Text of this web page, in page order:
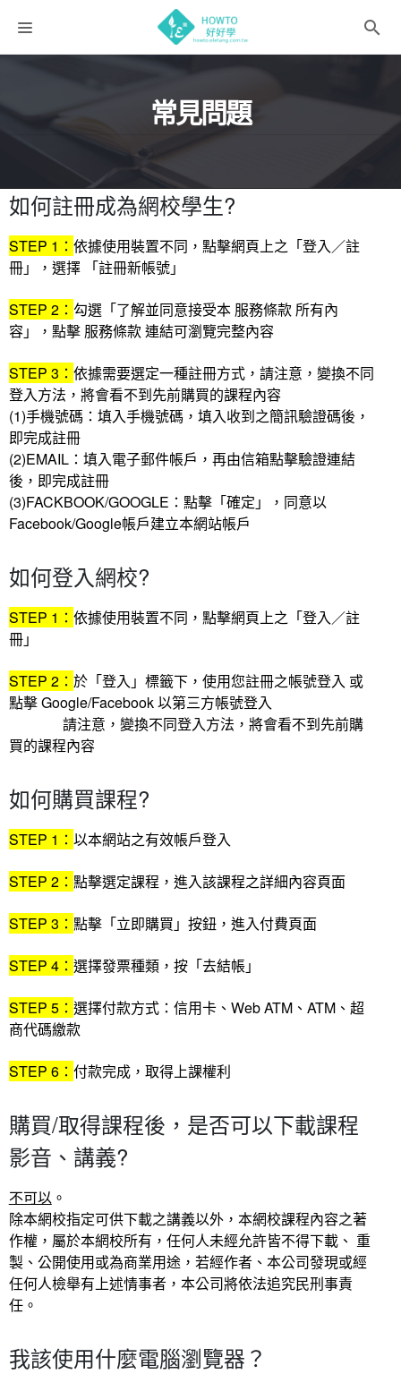
課程分類
師資團隊
聯絡我們
語系選擇
折扣碼
常見問題
如何註冊成為網校學生?
STEP 1： 依據使用裝置不同，點擊網頁上之「登入／註
冊」，選擇 「註冊新帳號」
STEP 2： 勾選「了解並同意接受本 服務條款 所有內
容」，點擊 服務條款 連結可瀏覽完整內容
STEP 3： 依據需要選定一種註冊方式，請注意，變換不同
登入方法，將會看不到先前購買的課程內容
(1)手機號碼：填入手機號碼，填入收到之簡訊驗證碼後，
即完成註冊
(2)EMAIL：填入電子郵件帳戶，再由信箱點擊驗證連結
後，即完成註冊
(3)FACKBOOK/GOOGLE：點擊「確定」，同意以
Facebook/Google帳戶建立本網站帳戶
如何登入網校?
STEP 1： 依據使用裝置不同，點擊網頁上之「登入／註
冊」
STEP 2： 於「登入」標籤下，使用您註冊之帳號登入 或
點擊 Google/Facebook 以第三方帳號登入
請注意，變換不同登入方法，將會看不到先前購
買的課程內容
如何購買課程?
STEP 1： 以本網站之有效帳戶登入
STEP 2： 點擊選定課程，進入該課程之詳細內容頁面
STEP 3： 點擊「立即購買」按鈕，進入付費頁面
STEP 4： 選擇發票種類，按「去結帳」
STEP 5： 選擇付款方式：信用卡、Web ATM、ATM、超
商代碼繳款
STEP 6： 付款完成，取得上課權利
購買/取得課程後，是否可以下載課程
影音、講義?
不可以。
除本網校指定可供下載之講義以外，本網校課程內容之著
作權，屬於本網校所有，任何人未經允許皆不得下載、 重
製、公開使用或為商業用途， 若經作者、本公司發現或經
任何人檢舉有上述情事者，本公司將依法追究民刑事責
任。
我該使用什麼電腦瀏覽器？